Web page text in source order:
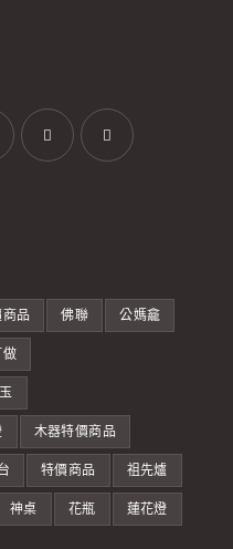
品 佛聯 公媽龕
做
木器特價商品
特價商品 祖先爐
神桌 花瓶 蓮花燈